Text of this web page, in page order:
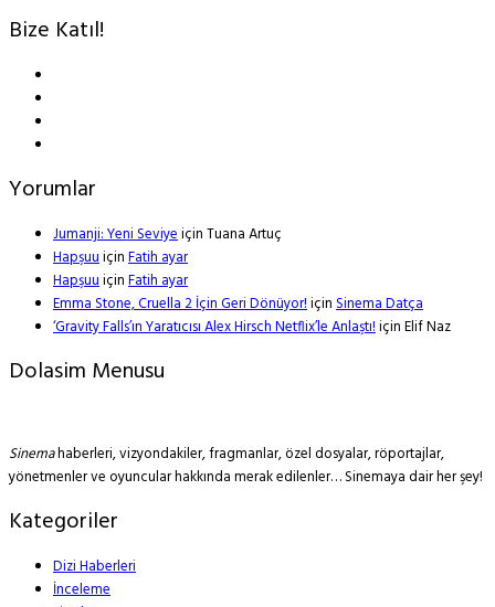
Bize Katıl!
Yorumlar
Jumanji: Yeni SeviyeiçinTuana Artuç
HapşuuiçinFatih ayar
HapşuuiçinFatih ayar
Emma Stone, Cruella 2 İçin Geri Dönüyor!içinSinema Datça
‘Gravity Falls’ın Yaratıcısı Alex Hirsch Netflix’le Anlaştı!içinElif Naz
Dolasim Menusu
Sinemahaberleri, vizyondakiler, fragmanlar, özel dosyalar, röportajlar,
yönetmenler ve oyuncular hakkında merak edilenler… Sinemaya dair her şey!
Kategoriler
Dizi Haberleri
İnceleme